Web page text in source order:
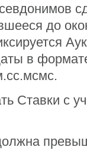
до
в
Ставки с